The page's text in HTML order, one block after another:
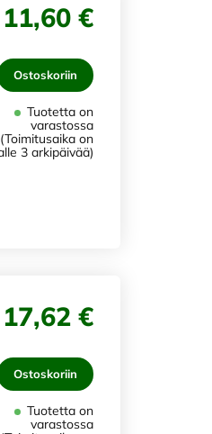
11,60 €
Ostoskoriin
Tuotetta on
varastossa
(Toimitusaika on
3 arkipäivää)
17,62 €
Ostoskoriin
Tuotetta on
varastossa